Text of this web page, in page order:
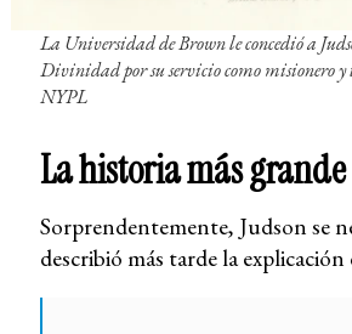
La Universidad de Brown le concedió a
Divinidad por su servicio como misionero
NYPL
La historia más grande
Sorprendentemente, Judson se
describió más tarde la explicación